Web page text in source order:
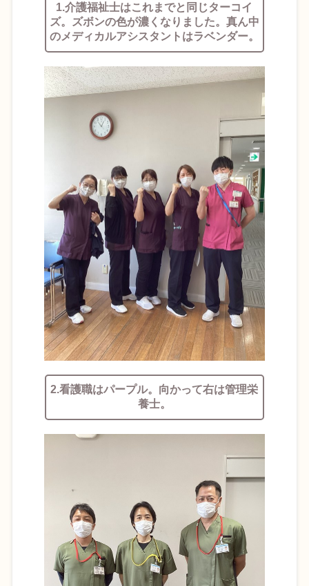
1.介護福祉士はこれまでと同じターコイ
ズ。ズボンの色が濃くなりました。真ん中
のメディカルアシスタントはラベンダー。
2.看護職はパープル。向かって右は管理栄
養士。